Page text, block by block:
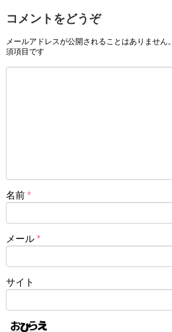
コメントをどうぞ
メールアドレスが公開されることはありません。
須項目です
名前 *
メール *
サイト